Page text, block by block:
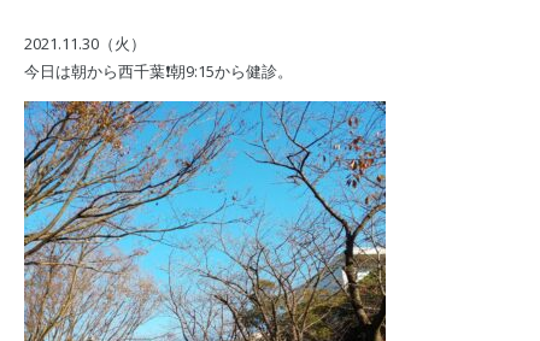
2021.11.30（火）
今日は朝から西千葉❗️朝9:15から健診。